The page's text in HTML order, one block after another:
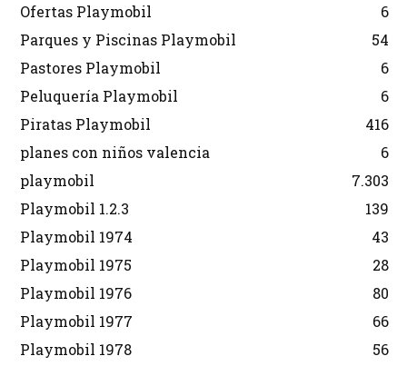
Ofertas Playmobil
6
Parques y Piscinas Playmobil
54
Pastores Playmobil
6
Peluquería Playmobil
6
Piratas Playmobil
416
planes con niños valencia
6
playmobil
7.303
Playmobil 1.2.3
139
Playmobil 1974
43
Playmobil 1975
28
Playmobil 1976
80
Playmobil 1977
66
Playmobil 1978
56